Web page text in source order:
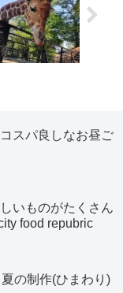
スパ良しなお昼ご
いものがたくさん
food repubric
の制作(ひまわり)